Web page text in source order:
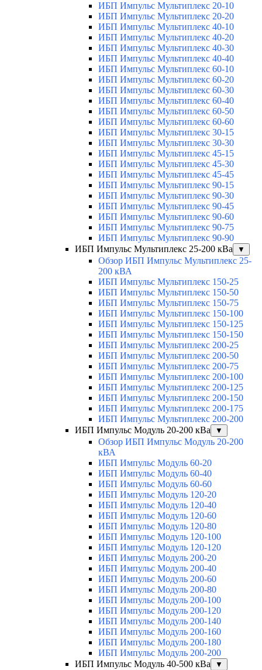
ИБП Импульс Мультиплекс 20-10
ИБП Импульс Мультиплекс 20-20
ИБП Импульс Мультиплекс 40-10
ИБП Импульс Мультиплекс 40-20
ИБП Импульс Мультиплекс 40-30
ИБП Импульс Мультиплекс 40-40
ИБП Импульс Мультиплекс 60-10
ИБП Импульс Мультиплекс 60-20
ИБП Импульс Мультиплекс 60-30
ИБП Импульс Мультиплекс 60-40
ИБП Импульс Мультиплекс 60-50
ИБП Импульс Мультиплекс 60-60
ИБП Импульс Мультиплекс 30-15
ИБП Импульс Мультиплекс 30-30
ИБП Импульс Мультиплекс 45-15
ИБП Импульс Мультиплекс 45-30
ИБП Импульс Мультиплекс 45-45
ИБП Импульс Мультиплекс 90-15
ИБП Импульс Мультиплекс 90-30
ИБП Импульс Мультиплекс 90-45
ИБП Импульс Мультиплекс 90-60
ИБП Импульс Мультиплекс 90-75
ИБП Импульс Мультиплекс 90-90
ИБП Импульс Мультиплекс 25-200 кВа
▼
Обзор ИБП Импульс Мультиплекс 25-
200 кВА
ИБП Импульс Мультиплекс 150-25
ИБП Импульс Мультиплекс 150-50
ИБП Импульс Мультиплекс 150-75
ИБП Импульс Мультиплекс 150-100
ИБП Импульс Мультиплекс 150-125
ИБП Импульс Мультиплекс 150-150
ИБП Импульс Мультиплекс 200-25
ИБП Импульс Мультиплекс 200-50
ИБП Импульс Мультиплекс 200-75
ИБП Импульс Мультиплекс 200-100
ИБП Импульс Мультиплекс 200-125
ИБП Импульс Мультиплекс 200-150
ИБП Импульс Мультиплекс 200-175
ИБП Импульс Мультиплекс 200-200
ИБП Импульс Модуль 20-200 кВа
▼
Обзор ИБП Импульс Модуль 20-200
кВА
ИБП Импульс Модуль 60-20
ИБП Импульс Модуль 60-40
ИБП Импульс Модуль 60-60
ИБП Импульс Модуль 120-20
ИБП Импульс Модуль 120-40
ИБП Импульс Модуль 120-60
ИБП Импульс Модуль 120-80
ИБП Импульс Модуль 120-100
ИБП Импульс Модуль 120-120
ИБП Импульс Модуль 200-20
ИБП Импульс Модуль 200-40
ИБП Импульс Модуль 200-60
ИБП Импульс Модуль 200-80
ИБП Импульс Модуль 200-100
ИБП Импульс Модуль 200-120
ИБП Импульс Модуль 200-140
ИБП Импульс Модуль 200-160
ИБП Импульс Модуль 200-180
ИБП Импульс Модуль 200-200
ИБП Импульс Модуль 40-500 кВа
▼